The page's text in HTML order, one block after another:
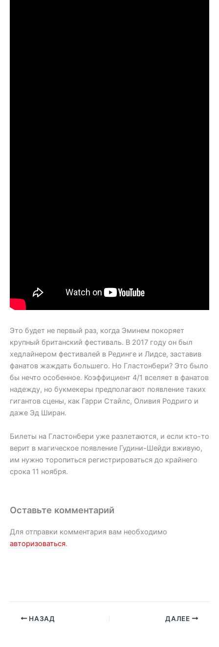
Это будет не первый раз, когда Эминем покоряет
крупный британский фестиваль. В 2017 году он был
хедлайнером фестивалей в Рединге и Лидсе, заставив
фанатов жаждать большего. Но Гластонбери? Это было
бы нечто особенное. Коэффициент 4/1 вселяет в фанатов
надежду, но букмекеры предполагают появление таких
гигантов сцены, как Гарри Стайлс, Оливия Родриго и
даже Эд Ширан.
Билеты на Гластонбери уже разлетаются, и если кто-то
верит в магическое появление Гудини-Шейди вживую,
им нужно торопиться регистрироваться до крайнего
срока 11 ноября.
Оставьте комментарий
Для отправки комментария вам необходимо
авторизоваться.
НАЗАД ДАЛЕЕ